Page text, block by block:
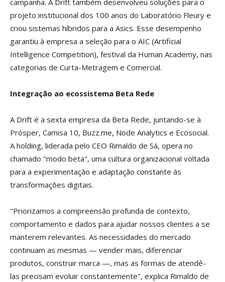
campanha. A Drift também desenvolveu soluções para o
projeto institucional dos 100 anos do Laboratório Fleury e
criou sistemas híbridos para a Asics. Esse desempenho
garantiu à empresa a seleção para o AIC (Artificial
Intelligence Competition), festival da Human Academy, nas
categorias de Curta-Metragem e Comercial.
Integração ao ecossistema Beta Rede
A Drift é a sexta empresa da Beta Rede, juntando-se à
Prósper, Camisa 10, Buzz.me, Node Analytics e Ecosocial.
A holding, liderada pelo CEO Rimaldo de Sá, opera no
chamado "modo beta", uma cultura organizacional voltada
para a experimentação e adaptação constante às
transformações digitais.
"Priorizamos a compreensão profunda de contexto,
comportamento e dados para ajudar nossos clientes a se
manterem relevantes. As necessidades do mercado
continuam as mesmas — vender mais, diferenciar
produtos, construir marca —, mas as formas de atendê-
las precisam evoluir constantemente", explica Rimaldo de